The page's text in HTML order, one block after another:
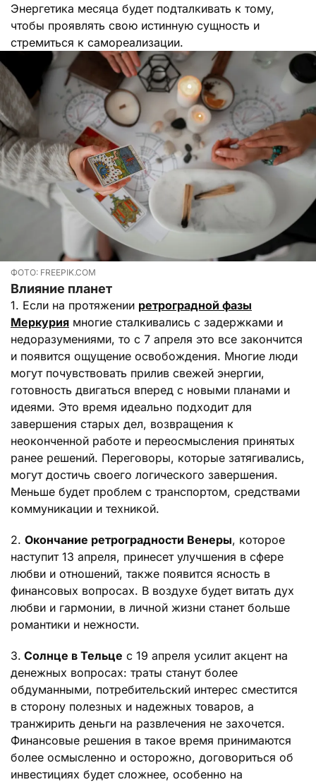
Энергетика месяца будет подталкивать к тому,
чтобы проявлять свою истинную сущность и
стремиться к самореализации.
ФОТО: FREEPIK.COM
Влияние планет
1. Если на протяжении ретроградной фазы
Меркурия многие сталкивались с задержками и
недоразумениями, то с 7 апреля это все закончится
и появится ощущение освобождения. Многие люди
могут почувствовать прилив свежей энергии,
готовность двигаться вперед с новыми планами и
идеями. Это время идеально подходит для
завершения старых дел, возвращения к
неоконченной работе и переосмысления принятых
ранее решений. Переговоры, которые затягивались,
могут достичь своего логического завершения.
Меньше будет проблем с транспортом, средствами
коммуникации и техникой.
2. Окончание ретроградности Венеры, которое
наступит 13 апреля, принесет улучшения в сфере
любви и отношений, также появится ясность в
финансовых вопросах. В воздухе будет витать дух
любви и гармонии, в личной жизни станет больше
романтики и нежности.
3. Солнце в Тельце с 19 апреля усилит акцент на
денежных вопросах: траты станут более
обдуманными, потребительский интерес сместится
в сторону полезных и надежных товаров, а
транжирить деньги на развлечения не захочется.
Финансовые решения в такое время принимаются
более осмысленно и осторожно, договориться об
инвестициях будет сложнее, особенно на